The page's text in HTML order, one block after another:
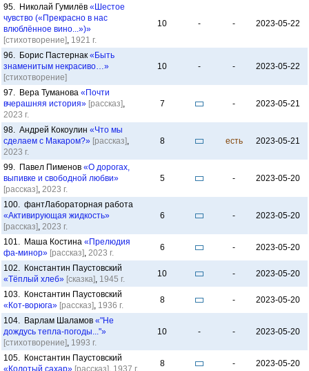
95. Николай Гумилёв «Шестое
чувство («Прекрасно в нас
влюблённое вино...»)»
[стихотворение], 1921 г.
10 - - 2023-05-22
96. Борис Пастернак «Быть
знаменитым некрасиво…»
[стихотворение]
10 - - 2023-05-22
97. Вера Туманова «Почти
вчерашняя история» [рассказ],
2023 г.
7 - 2023-05-21
98. Андрей Кокоулин «Что мы
сделаем с Макаром?» [рассказ],
2023 г.
8 есть 2023-05-21
99. Павел Пименов «О дорогах,
выпивке и свободной любви»
[рассказ], 2023 г.
5 - 2023-05-20
100. фантЛабораторная работа
«Активирующая жидкость»
[рассказ], 2023 г.
6 - 2023-05-20
101. Маша Костина «Прелюдия
фа-минор» [рассказ], 2023 г.
6 - 2023-05-20
102. Константин Паустовский
«Тёплый хлеб» [сказка], 1945 г.
10 - 2023-05-20
103. Константин Паустовский
«Кот-ворюга» [рассказ], 1936 г.
8 - 2023-05-20
104. Варлам Шаламов «"Не
дождусь тепла-погоды..."»
[стихотворение], 1993 г.
10 - - 2023-05-20
105. Константин Паустовский
«Колотый сахар» [рассказ], 1937 г.
8 - 2023-05-20